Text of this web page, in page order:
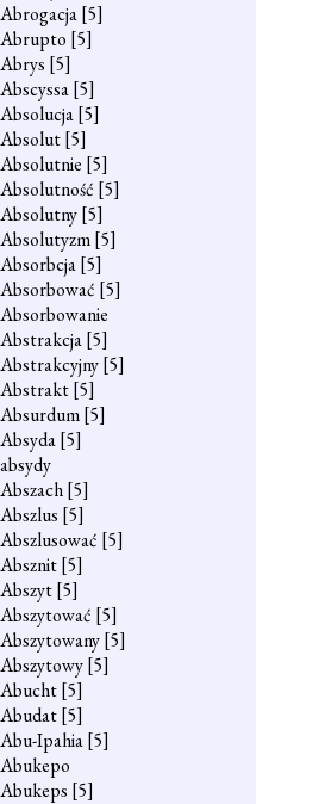
Abrogacja[5]
Abrupto [5]
Abrys [5]
Abscyssa[5]
Absolucja[5]
Absolut[5]
Absolutnie [5]
Absolutność [5]
Absolutny[5]
Absolutyzm[5]
Absorbcja[5]
Absorbować [5]
Absorbowanie
Abstrakcja[5]
Abstrakcyjny[5]
Abstrakt[5]
Absurdum[5]
Absyda[5]
absydy
Abszach[5]
Abszlus [5]
Abszlusować [5]
Absznit[5]
Abszyt[5]
Abszytować [5]
Abszytowany[5]
Abszytowy[5]
Abucht[5]
Abudat[5]
Abu-Ipahia[5]
Abukepo
Abukeps [5]